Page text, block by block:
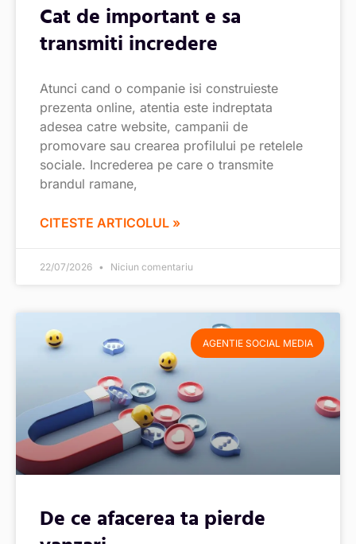
Cat de important e sa
transmiti incredere
Atunci cand o companie isi construieste
prezenta online, atentia este indreptata
adesea catre website, campanii de
promovare sau crearea profilului pe retelele
sociale. Increderea pe care o transmite
brandul ramane,
CITESTE ARTICOLUL »
22/07/2026 Niciun comentariu
AGENTIE SOCIAL MEDIA
De ce afacerea ta pierde